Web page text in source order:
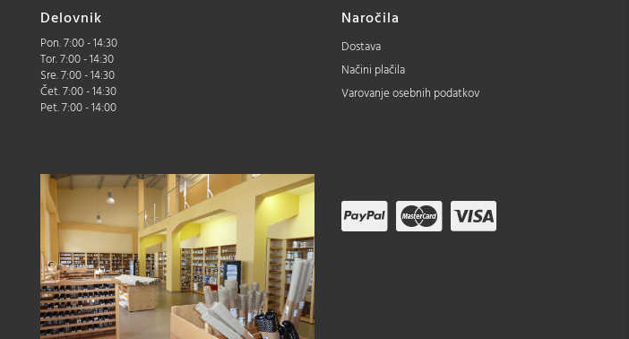
Delovnik
Pon. 7:00 - 14:30
Tor. 7:00 - 14:30
Sre. 7:00 - 14:30
Čet. 7:00 - 14:30
Pet. 7:00 - 14:00
Naročila
Dostava
Načini plačila
Varovanje osebnih podatkov